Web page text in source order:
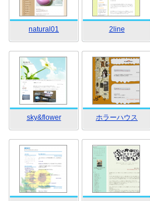
natural01 2line
sky&flower ホラーハウス